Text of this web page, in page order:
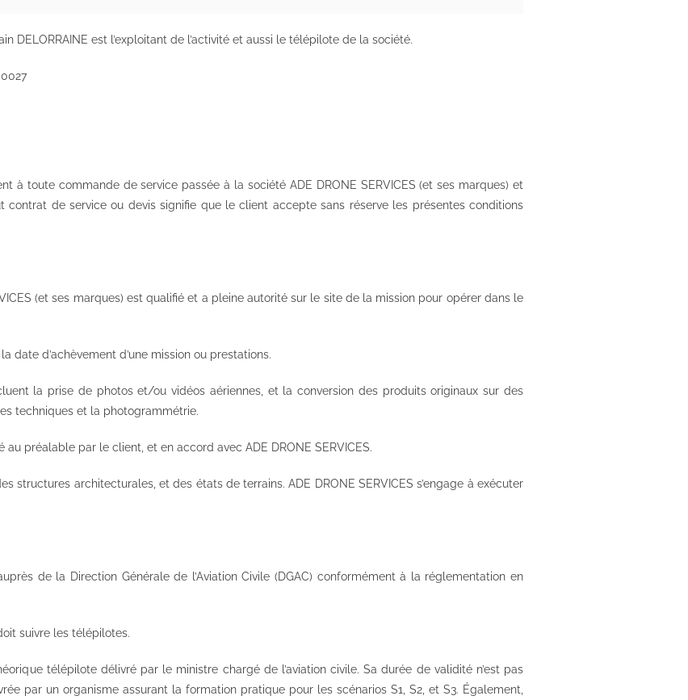
DELORRAINE est l’exploitant de l’activité et aussi le télépilote de la société.
à toute commande de service passée à la société ADE DRONE SERVICES (et ses marques) et
de service ou devis signifie que le client accepte sans réserve les présentes conditions
(et ses marques) est qualifié et a pleine autorité sur le site de la mission pour opérer dans le
date d’achèvement d’une mission ou prestations.
la prise de photos et/ou vidéos aériennes, et la conversion des produits originaux sur des
techniques et la photogrammétrie.
préalable par le client, et en accord avec ADE DRONE SERVICES.
structures architecturales, et des états de terrains. ADE DRONE SERVICES s’engage à exécuter
de la Direction Générale de l’Aviation Civile (DGAC) conformément à la réglementation en
suivre les télépilotes.
télépilote délivré par le ministre chargé de l’aviation civile. Sa durée de validité n’est pas
par un organisme assurant la formation pratique pour les scénarios S1, S2, et S3. Également,